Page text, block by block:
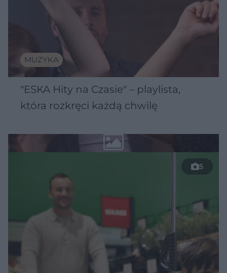
MUZYKA
"ESKA Hity na Czasie" – playlista,
która rozkręci każdą chwilę
5